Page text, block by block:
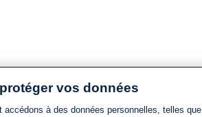
vos données
accédons à des données personnelles, telles que